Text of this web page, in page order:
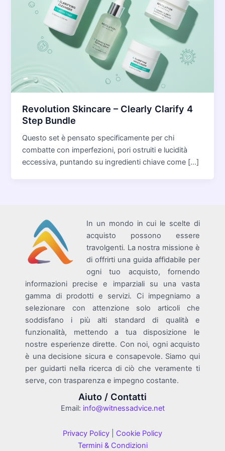
Revolution Skincare – Clearly Clarify 4
Step Bundle
Questo set è pensato specificamente per chi
combatte con imperfezioni, pori ostruiti e lucidità
eccessiva, puntando su ingredienti chiave come […]
In un mondo in cui le scelte di
acquisto possono essere
travolgenti. La nostra missione è
di offrirti una guida affidabile per
ogni tuo acquisto, fornendo
informazioni precise e imparziali su una vasta
gamma di prodotti e servizi. Ci impegniamo a
selezionare con attenzione solo articoli che
soddisfano i più alti standard di qualità e
funzionalità, mettendo a tua disposizione le
nostre esperienze dirette. Con noi, ogni acquisto
è una decisione sicura e consapevole. Siamo qui
per guidarti nella ricerca di ciò che veramente ti
serve, con trasparenza e impegno costante.
Aiuto / Contatti
Email: info@witnessadvice.net
Privacy Policy
Cookie Policy
Termini & Condizioni